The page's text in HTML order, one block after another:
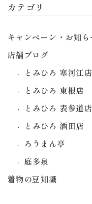
カテゴリ
キャンペーン・お知ら
店舗ブログ
とみひろ 寒河江店
とみひろ 東根店
とみひろ 表参道店
とみひろ 酒田店
ろうまん亭
庭多泉
着物の豆知識